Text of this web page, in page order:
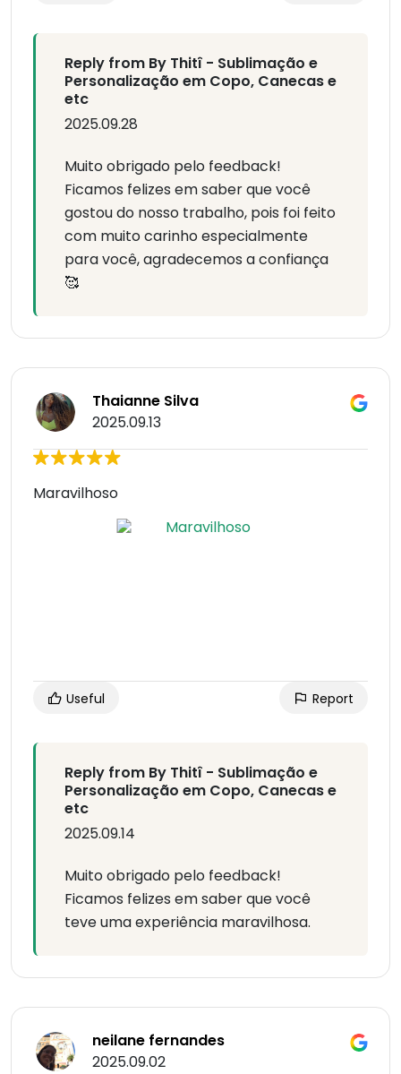
Reply from By Thitî - Sublimação e
Personalização em Copo, Canecas e
etc
2025.09.28
Muito obrigado pelo feedback!
Ficamos felizes em saber que você
gostou do nosso trabalho, pois foi feito
com muito carinho especialmente
para você, agradecemos a confiança
🥰
Thaianne Silva
2025.09.13
Maravilhoso
Useful Report
Reply from By Thitî - Sublimação e
Personalização em Copo, Canecas e
etc
2025.09.14
Muito obrigado pelo feedback!
Ficamos felizes em saber que você
teve uma experiência maravilhosa.
neilane fernandes
2025.09.02